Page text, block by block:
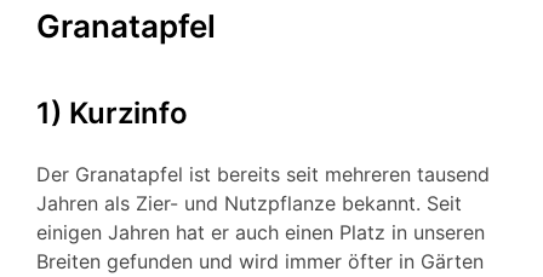
Granatapfel
1) Kurzinfo
Der Granatapfel ist bereits seit mehreren tausend
Jahren als Zier- und Nutzpflanze bekannt. Seit
einigen Jahren hat er auch einen Platz in unseren
Breiten gefunden und wird immer öfter in Gärten